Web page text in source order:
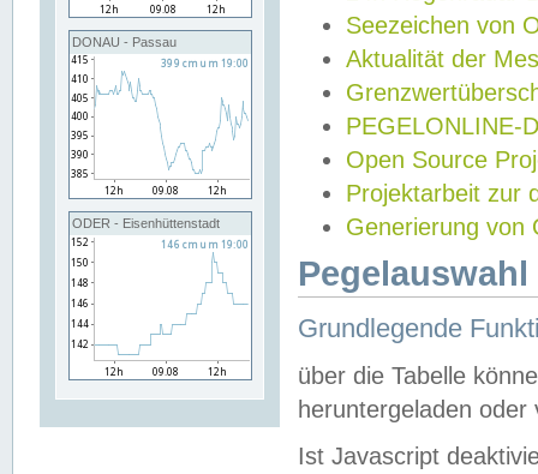
DONAU - Passau
ODER - Eisenhüttenstadt
Seezeichen von
Aktualität der
PEGELONLINE-
Open Source
Projektarbeit zur
Generierung von
Grundlegende
über die Tabelle
heruntergeladen oder
Ist Javascript